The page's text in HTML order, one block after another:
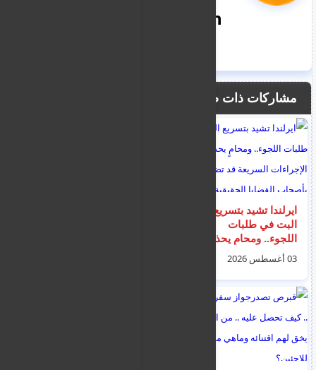
nooreddin
مشاركات ذات صلة
ايرلندا تشيد بتسريع
البت في طلبات
اللجوء.. ومحامٍ يحذر من
أن الإجراءات السريعة
قد تضر بأصحاب القضايا
الحقيقية
03 أغسطس 2026